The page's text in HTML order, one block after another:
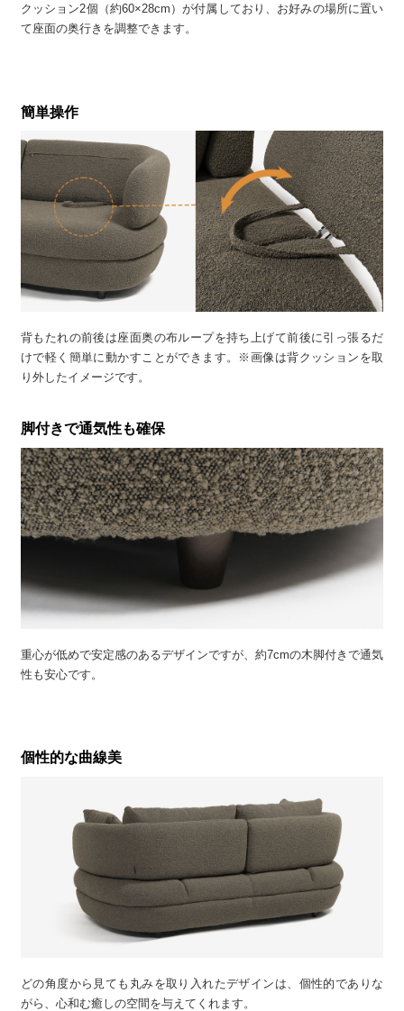
クッション2個（約60×28cm）が付属しており、お好みの場所に置い
て座面の奥行きを調整できます。
簡単操作
背もたれの前後は座面奥の布ループを持ち上げて前後に引っ張るだ
けで軽く簡単に動かすことができます。※画像は背クッションを取
り外したイメージです。
脚付きで通気性も確保
重心が低めで安定感のあるデザインですが、約7cmの木脚付きで通気
性も安心です。
個性的な曲線美
どの角度から見ても丸みを取り入れたデザインは、個性的でありな
がら、心和む癒しの空間を与えてくれます。